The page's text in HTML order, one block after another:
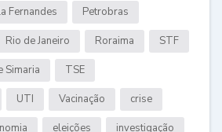
Fernandes Petrobras
Rio de Janeiro Roraima STF
Simaria TSE
UTI Vacinação crise
eleições investigação